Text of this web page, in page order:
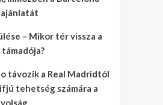
– Mikor tér vissza a
távozik a Real Madridtól
tehetség számára a